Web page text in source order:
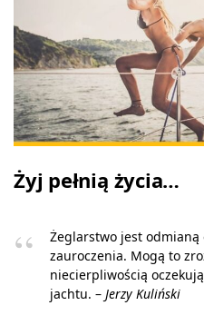
Żyj pełnią życia…
Żeglarstwo jest odmianą
zauroczenia. Mogą to
niecierpliwością
jachtu. – Jerzy Kuliński